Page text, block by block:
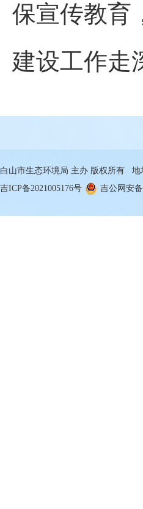
保宣传教育
建设工作走
白山市生态环境局 主办 版权所有 地
吉ICP备2021005176号
吉公网安备